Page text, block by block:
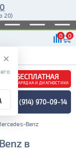
20)
0 0
БЕСПЛАТНАЯ
ЗАРЯДКА И ДИАГНОСТИКА
+7 (914) 970-09-14
Benz
в
×